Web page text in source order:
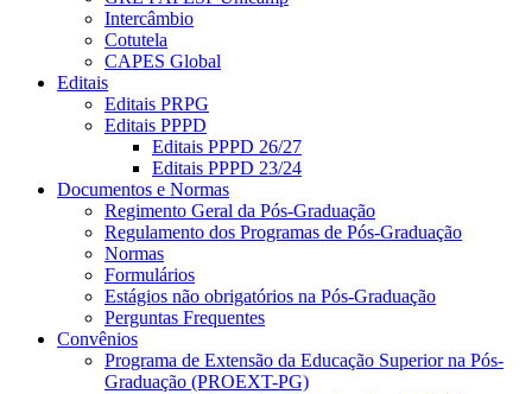
Intercâmbio
Cotutela
CAPES Global
Editais
Editais PRPG
Editais PPPD
Editais PPPD 26/27
Editais PPPD 23/24
Documentos e Normas
Regimento Geral da Pós-Graduação
Regulamento dos Programas de Pós-Graduação
Normas
Formulários
Estágios não obrigatórios na Pós-Graduação
Perguntas Frequentes
Convênios
Programa de Extensão da Educação Superior na Pós-
Graduação (PROEXT-PG)